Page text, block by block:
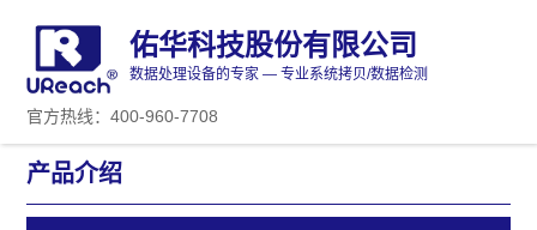
佑华科技股份有限公司
数据处理设备的专家 — 专业系统拷贝/数据检测
官方热线：400-960-7708
产品介绍